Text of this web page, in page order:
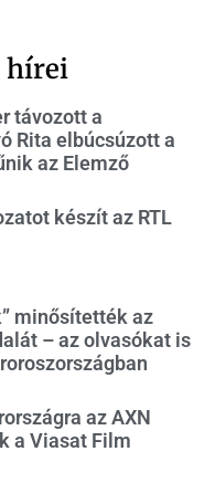
hírei
távozott a
Rita elbúcsúzott a
az Elemző
készít az RTL
minősítették az
– az olvasókat is
az AXN
a Viasat Film